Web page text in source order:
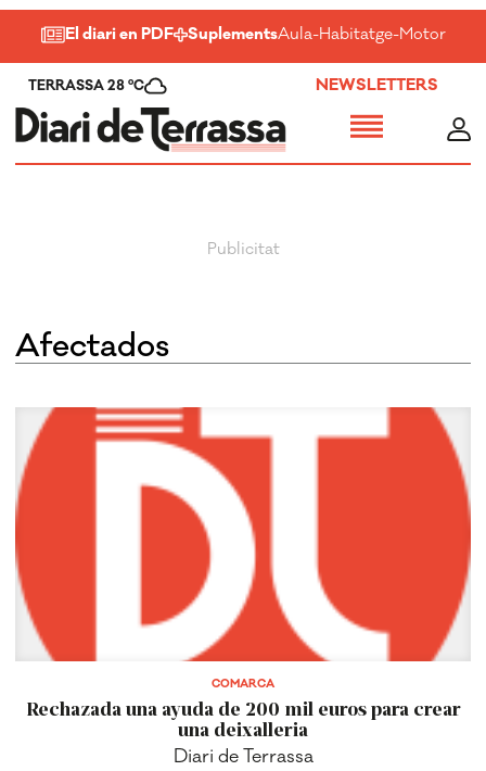
El diari en PDF SuplementsAula-Habitatge-Motor-
TERRASSA 28 ºC NEWSLETTERS
Afectados
COMARCA
Rechazada una ayuda de 200 mil euros para crear
una deixalleria
Diari de Terrassa